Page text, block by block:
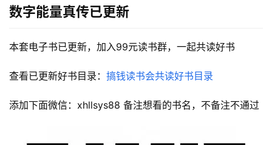
数字能量真传已更新
本套电子书已更新，加入99元读书群，一起共读好书
查看已更新好书目录： 搞钱读书会共读好书目录
添加下面微信：xhllsys88 备注想看的书名，不备注不通过